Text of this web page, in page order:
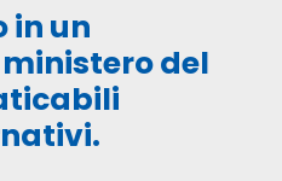
in un
del